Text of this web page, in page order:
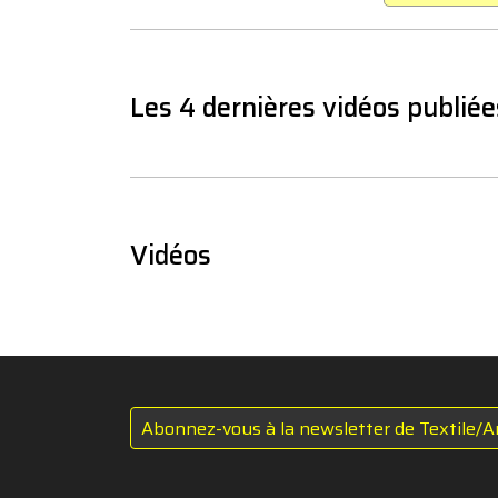
Les 4 dernières vidéos
Vidéos
Abonnez-vous à la newsletter de Textile/